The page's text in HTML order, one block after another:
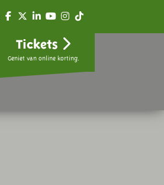
Tickets
Geniet van online korting.